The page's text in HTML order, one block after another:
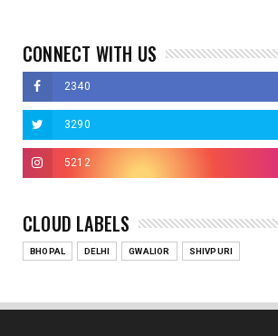
CONNECT WITH US
2340
3290
5212
CLOUD LABELS
BHOPAL DELHI GWALIOR SHIVPURI